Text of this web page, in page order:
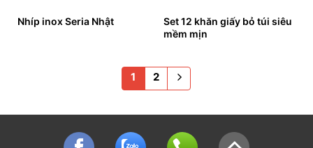
Nhíp inox Seria Nhật
Set 12 khăn giấy bỏ túi siêu
mềm mịn
1 2